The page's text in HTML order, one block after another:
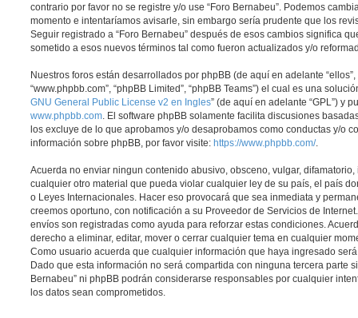
contrario por favor no se registre y/o use “Foro Bernabeu”. Podemos
momento e intentaríamos avisarle, sin embargo sería prudente que los
Seguir registrado a “Foro Bernabeu” después de esos cambios significa
sometido a esos nuevos términos tal como fueron actualizados y/o
Nuestros foros están desarrollados por phpBB (de aquí en adelante “ellos”,
“www.phpbb.com”, “phpBB Limited”, “phpBB Teams”) el cual es una
GNU General Public License v2 en Ingles” (de aquí en adelante “GPL”) y
www.phpbb.com. El software phpBB solamente facilita discusiones
los excluye de lo que aprobamos y/o desaprobamos como conductas y/o
información sobre phpBB, por favor visite: https://www.phpbb.com/.
Acuerda no enviar ningun contenido abusivo, obsceno, vulgar,
cualquier otro material que pueda violar cualquier ley de su país, el país
o Leyes Internacionales. Hacer eso provocará que sea inmediata y
creemos oportuno, con notificación a su Proveedor de Servicios de
envíos son registradas como ayuda para reforzar estas condiciones.
derecho a eliminar, editar, mover o cerrar cualquier tema en cualquier
Como usuario acuerda que cualquier información que haya ingresado
Dado que esta información no será compartida con ninguna tercera parte
Bernabeu” ni phpBB podrán considerarse responsables por cualquier
los datos sean comprometidos.